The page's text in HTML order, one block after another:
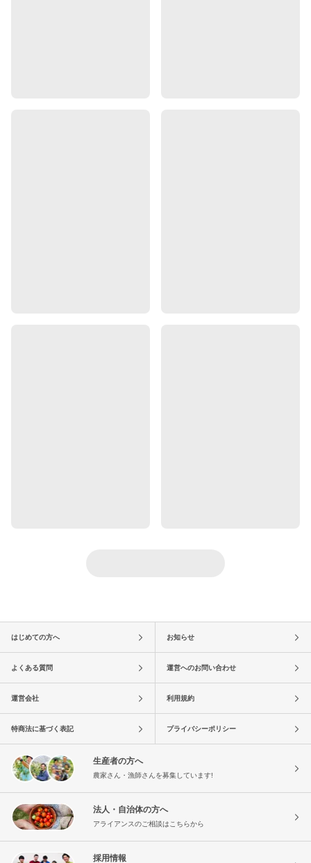
はじめての方へ お知らせ
よくある質問 運営へのお問い合わせ
運営会社 利用規約
特商法に基づく表記 プライバシーポリシー
生産者の方へ
農家さん・漁師さんを募集しています!
法人・自治体の方へ
アライアンスのご相談はこちらから
採用情報